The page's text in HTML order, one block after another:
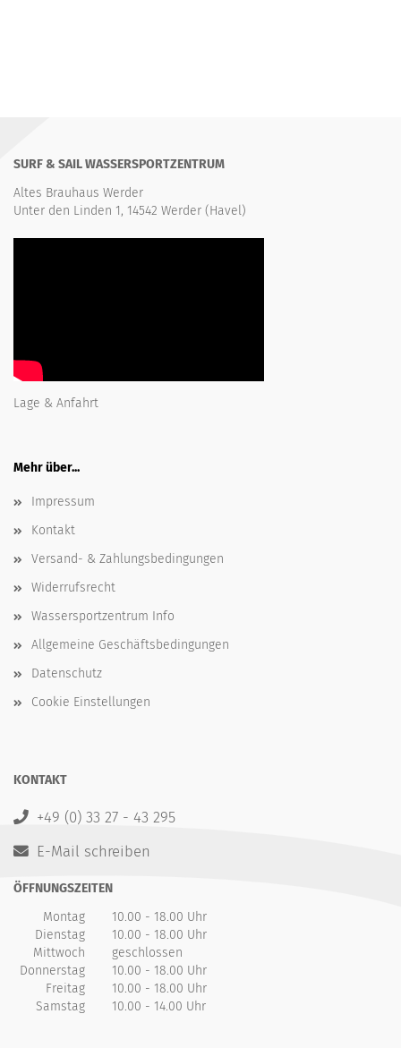
SURF & SAIL WASSERSPORTZENTRUM
Altes Brauhaus Werder
Unter den Linden 1, 14542 Werder (Havel)
Lage & Anfahrt
Mehr über...
Impressum
Kontakt
Versand- & Zahlungsbedingungen
Widerrufsrecht
Wassersportzentrum Info
Allgemeine Geschäftsbedingungen
Datenschutz
Cookie Einstellungen
KONTAKT
+49 (0) 33 27 - 43 295
E-Mail schreiben
ÖFFNUNGSZEITEN
Montag
10.00 - 18.00 Uhr
Dienstag
10.00 - 18.00 Uhr
Mittwoch
geschlossen
Donnerstag
10.00 - 18.00 Uhr
Freitag
10.00 - 18.00 Uhr
Samstag
10.00 - 14.00 Uhr